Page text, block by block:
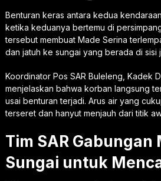
Benturan keras antara kedua
ketika keduanya bertemu di
tersebut membuat Made Serina
dan jatuh ke sungai yang berada di sisi
Koordinator Pos SAR Buleleng, Kadek
menjelaskan bahwa korban langsung
usai benturan terjadi. Arus air yang
terseret dan hanyut menjauh dari titik
Tim SAR Gabungan
Sungai untuk